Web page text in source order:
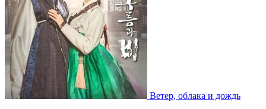
Ветер, облака и дождь